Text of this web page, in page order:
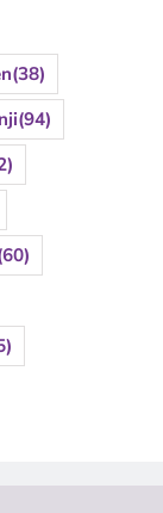
(38)
(94)